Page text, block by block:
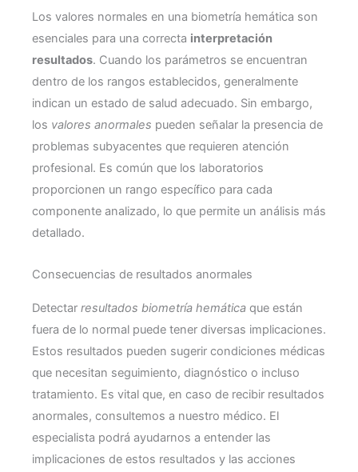
Los valores normales en una biometría hemática son
esenciales para una correcta interpretación
resultados. Cuando los parámetros se encuentran
dentro de los rangos establecidos, generalmente
indican un estado de salud adecuado. Sin embargo,
los valores anormales pueden señalar la presencia de
problemas subyacentes que requieren atención
profesional. Es común que los laboratorios
proporcionen un rango específico para cada
componente analizado, lo que permite un análisis más
detallado.
Consecuencias de resultados anormales
Detectar resultados biometría hemática que están
fuera de lo normal puede tener diversas implicaciones.
Estos resultados pueden sugerir condiciones médicas
que necesitan seguimiento, diagnóstico o incluso
tratamiento. Es vital que, en caso de recibir resultados
anormales, consultemos a nuestro médico. El
especialista podrá ayudarnos a entender las
implicaciones de estos resultados y las acciones